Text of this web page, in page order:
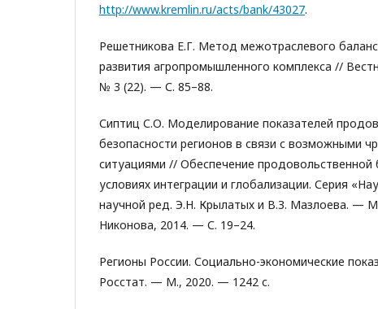
http://www.kremlin.ru/acts/bank/43027.
Решетникова Е.Г. Метод межотраслевого
развития агропромышленного комплекса //
№ 3 (22). — С. 85–88.
Сиптиц С.О. Моделирование показателей
безопасности регионов в связи с возможными
ситуациями // Обеспечение продовольственной
условиях интеграции и глобализации. Серия
научной ред. Э.Н. Крылатых и В.З. Мазлоева. —
Никонова, 2014. — С. 19–24.
Регионы России. Социально-экономические
Росстат. — М., 2020. — 1242 с.